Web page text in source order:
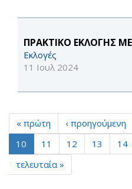
ΠΡΑΚΤΙΚΟ ΕΚΛΟΓΗΣ
Εκλογές
11 Ιουλ 2024
« πρώτη ‹ προηγούμενη
10
11 12 13 14
τελευταία »